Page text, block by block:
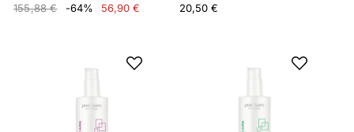
155,88 €
-64% 56,90 €
20,50 €